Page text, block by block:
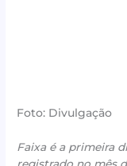
Foto: Divulgação
Faixa é a primeira
registrado no mês